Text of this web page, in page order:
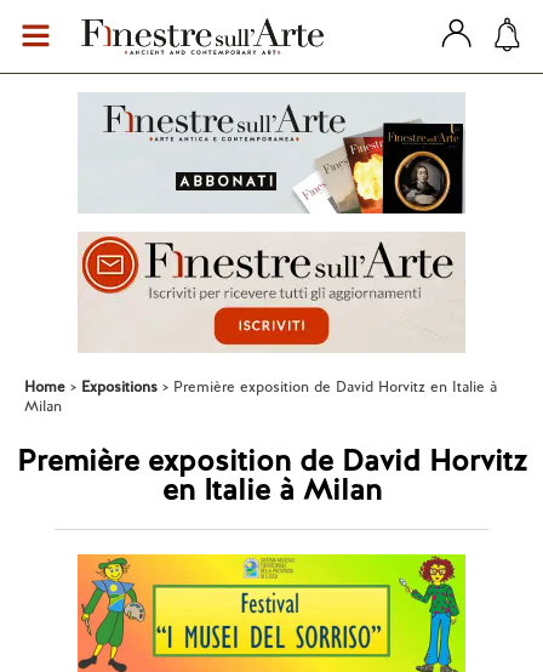
Home Expositions
Première exposition de David Horvitz en Italie à
Milan
Première exposition de David Horvitz
en Italie à Milan